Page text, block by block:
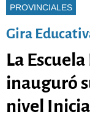
PROVINCIALES
Gira
La
inauguró
nivel